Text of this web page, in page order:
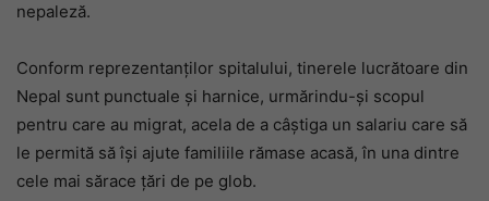
nepaleză.
Conform reprezentanților spitalului, tinerele lucrătoare din
Nepal sunt punctuale și harnice, urmărindu-și scopul
pentru care au migrat, acela de a câștiga un salariu care să
le permită să își ajute familiile rămase acasă, în una dintre
cele mai sărace țări de pe glob.